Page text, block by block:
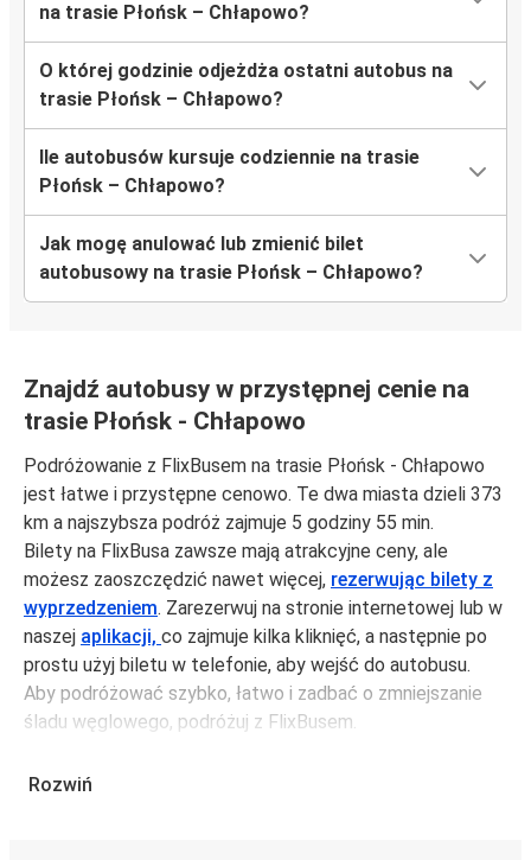
na trasie Płońsk – Chłapowo?
O której godzinie odjeżdża ostatni autobus na
trasie Płońsk – Chłapowo?
Ile autobusów kursuje codziennie na trasie
Płońsk – Chłapowo?
Jak mogę anulować lub zmienić bilet
autobusowy na trasie Płońsk – Chłapowo?
Znajdź autobusy w przystępnej cenie na
trasie Płońsk - Chłapowo
Podróżowanie z FlixBusem na trasie Płońsk - Chłapowo
jest łatwe i przystępne cenowo. Te dwa miasta dzieli 373
km a najszybsza podróż zajmuje 5 godziny 55 min.
Bilety na FlixBusa zawsze mają atrakcyjne ceny, ale
możesz zaoszczędzić nawet więcej, rezerwując bilety z
wyprzedzeniem. Zarezerwuj na stronie internetowej lub w
naszej aplikacji, co zajmuje kilka kliknięć, a następnie po
prostu użyj biletu w telefonie, aby wejść do autobusu.
Aby podróżować szybko, łatwo i zadbać o zmniejszanie
śladu węglowego, podróżuj z FlixBusem.
Rozwiń